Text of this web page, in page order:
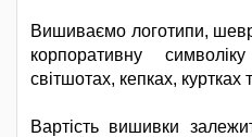
Вишиваємо логотипи,
корпоративну
світшотах, кепках, куртках
Вартість вишивки